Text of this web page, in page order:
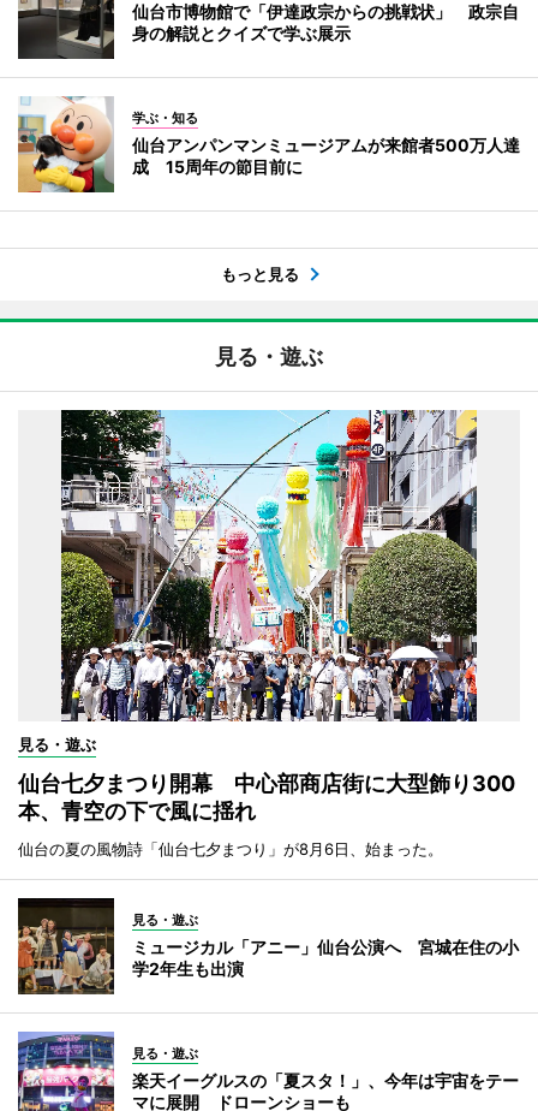
仙台市博物館で「伊達政宗からの挑戦状」 政宗自
身の解説とクイズで学ぶ展示
学ぶ・知る
仙台アンパンマンミュージアムが来館者500万人達
成 15周年の節目前に
もっと見る
見る・遊ぶ
見る・遊ぶ
仙台七夕まつり開幕 中心部商店街に大型飾り300
本、青空の下で風に揺れ
仙台の夏の風物詩「仙台七夕まつり」が8月6日、始まった。
見る・遊ぶ
ミュージカル「アニー」仙台公演へ 宮城在住の小
学2年生も出演
見る・遊ぶ
楽天イーグルスの「夏スタ！」、今年は宇宙をテー
マに展開 ドローンショーも